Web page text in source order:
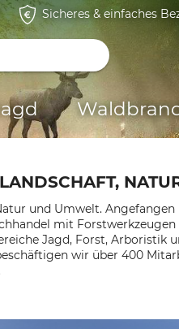
Sicheres & einfaches
und Umwelt.
mit
Jagd, Forst, Arboristik
wir über 400